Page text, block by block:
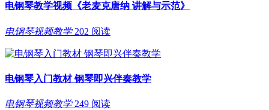
电钢琴教学视频《老麦克唐纳 讲解与示范》
电钢琴视频教学 202 阅读
电钢琴入门教材 钢琴即兴伴奏教学
电钢琴视频教学 249 阅读